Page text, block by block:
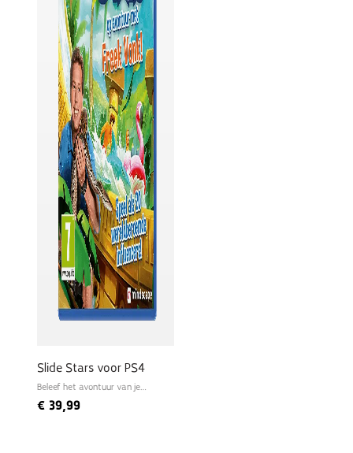
Slide Stars voor PS4
Beleef het avontuur van je
€ 39,99